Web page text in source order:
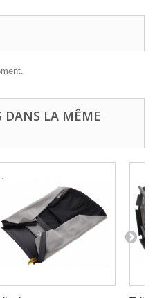
DANS LA MÊME